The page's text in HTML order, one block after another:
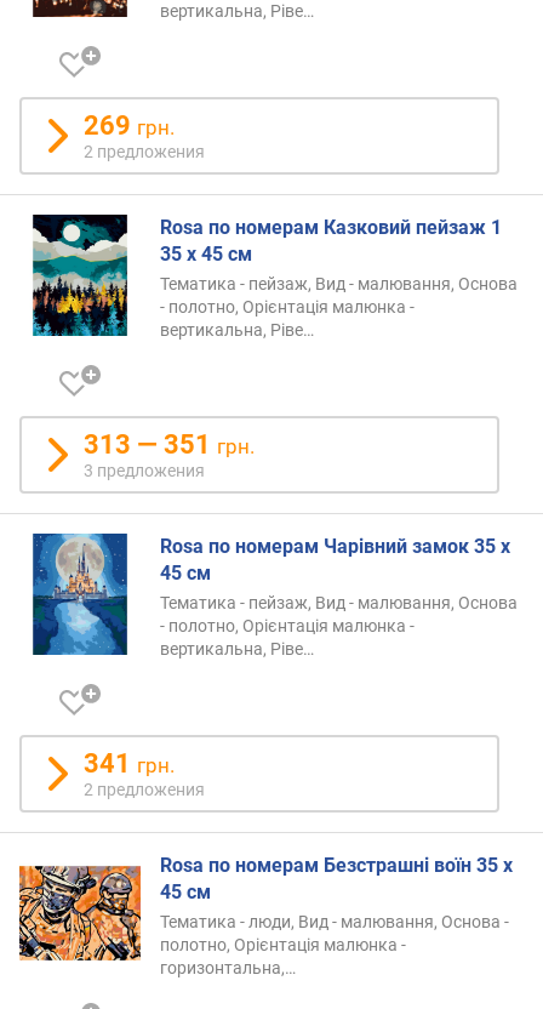
вертикальна, Ріве…
269 грн.
2 предложения
Rosa по номерам Казковий пейзаж 1
35 х 45 см
Тематика - пейзаж, Вид - малювання, Основа
- полотно, Орієнтація малюнка -
вертикальна, Ріве…
313 — 351 грн.
3 предложения
Rosa по номерам Чарівний замок 35 х
45 см
Тематика - пейзаж, Вид - малювання, Основа
- полотно, Орієнтація малюнка -
вертикальна, Ріве…
341 грн.
2 предложения
Rosa по номерам Безстрашні воїн 35 х
45 см
Тематика - люди, Вид - малювання, Основа -
полотно, Орієнтація малюнка -
горизонтальна,…